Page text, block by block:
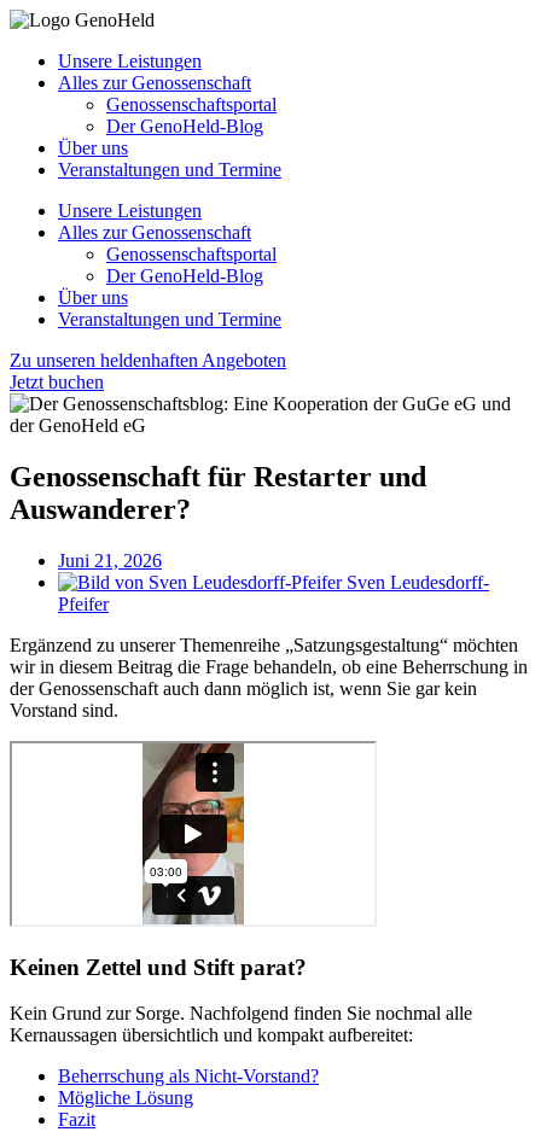
Unsere Leistungen
Alles zur Genossenschaft
Genossenschaftsportal
Der GenoHeld-Blog
Über uns
Veranstaltungen und Termine
Unsere Leistungen
Alles zur Genossenschaft
Genossenschaftsportal
Der GenoHeld-Blog
Über uns
Veranstaltungen und Termine
Zu unseren heldenhaften Angeboten
Jetzt buchen
Genossenschaft für Restarter und
Auswanderer?
Juni 21, 2026
Sven Leudesdorff-
Pfeifer
Ergänzend zu unserer Themenreihe „Satzungsgestaltung“ möchten
wir in diesem Beitrag die Frage behandeln, ob eine Beherrschung in
der Genossenschaft auch dann möglich ist, wenn Sie gar kein
Vorstand sind.
Keinen Zettel und Stift parat?
Kein Grund zur Sorge. Nachfolgend finden Sie nochmal alle
Kernaussagen übersichtlich und kompakt aufbereitet:
Beherrschung als Nicht-Vorstand?
Mögliche Lösung
Fazit